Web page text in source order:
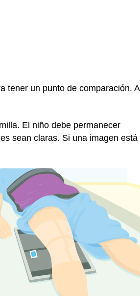
tener un punto de comparación. A
El niño debe permanecer
sean claras. Si una imagen está